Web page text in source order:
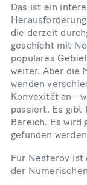
Das ist ein
die derzeit
geschieht mit
populäres
weiter. Aber die
wenden
Konvexität an -
passiert. Es gibt
Bereich. Es wird
gefunden
Für Nesterov ist
der